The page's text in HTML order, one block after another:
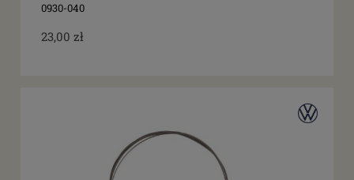
0930-040
23,00 zł